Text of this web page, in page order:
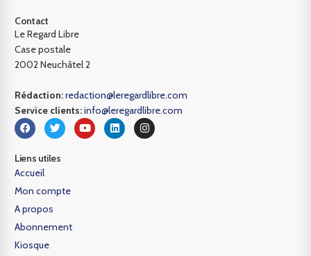
Contact
Le Regard Libre
Case postale
2002 Neuchâtel 2
Rédaction:redaction@leregardlibre.com
Service clients:info@leregardlibre.com
Liens utiles
Accueil
Mon compte
A propos
Abonnement
Kiosque